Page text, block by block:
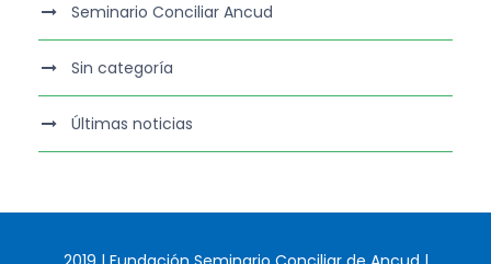
Seminario Conciliar Ancud
Sin categoría
Últimas noticias